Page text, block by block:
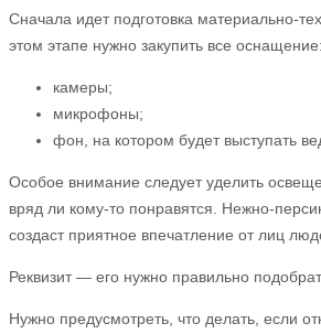
Сначала идет подготовка материально-
этом этапе нужно закупить все оснащение:
камеры;
микрофоны;
фон, на котором будет выступать
Особое внимание следует уделить
вряд ли кому-то понравятся. Нежно-
создаст приятное впечатление от лиц
Реквизит — его нужно правильно
Нужно предусмотреть, что делать, если